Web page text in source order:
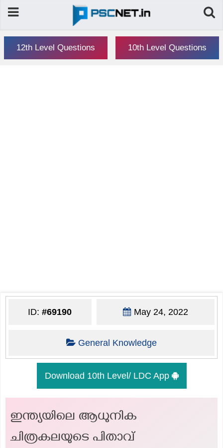
12th Level Questions 10th Level Questions
ID:#69190 May 24, 2022
General Knowledge
Download 10th Level/ LDC App
ഇന്ത്യയിലെ ആധുനിക
ചിത്രകലയുടെ പിതാവ്